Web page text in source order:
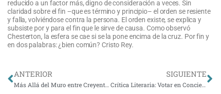
reducido a un factor más, digno de consideración a veces. Sin
claridad sobre el fin –que es término y principio– el orden se resiente
y falla, volviéndose contra la persona. El orden existe, se explica y
subsiste por y para el fin que le sirve de causa. Como observó
Chesterton, la esfera se cae si se la pone encima de la cruz. Por fin y
en dos palabras: ¿bien común? Cristo Rey.
Ant
ANTERIOR
Más Allá del Muro entre Creyentes y Agnósticos
SIGUIENTE
Crítica Literaria: Votar en Conciencia. Los Católicos y la Política